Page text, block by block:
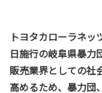
トヨタカローラネッ
日施行の岐阜県暴力
販売業界としての社
高めるため、暴力団